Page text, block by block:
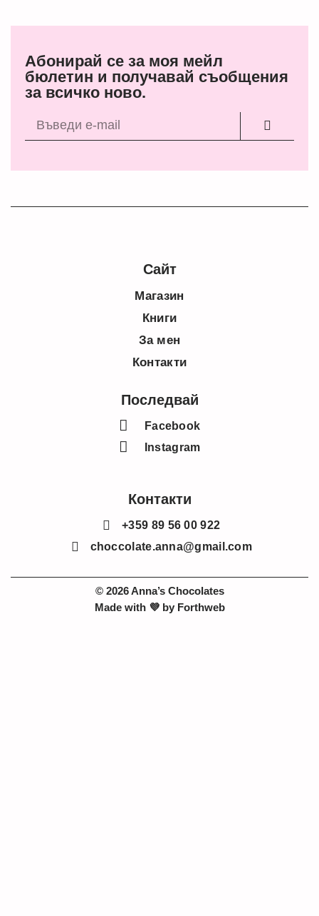
Абонирай се за моя мейл
бюлетин и получавай съобщения
за всичко ново.
Сайт
Магазин
Книги
За мен
Контакти
Контакти
+359 89 56 00 922
choccolate.anna@gmail.com
Последвай
Facebook
Instagram
© 2026 Anna’s Chocolates
Made with 💜 by Forthweb